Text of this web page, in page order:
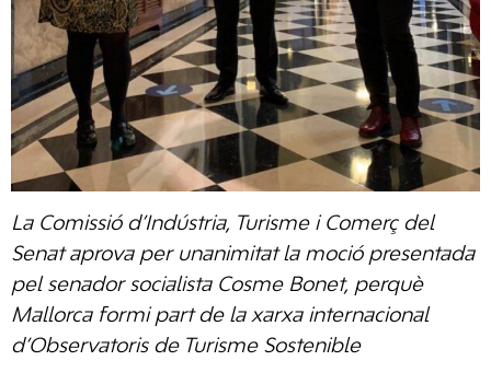
La Comissió d’Indústria, Turisme i Comerç del
Senat aprova per unanimitat la moció presentada
pel senador socialista Cosme Bonet, perquè
Mallorca formi part de la xarxa internacional
d’Observatoris de Turisme Sostenible